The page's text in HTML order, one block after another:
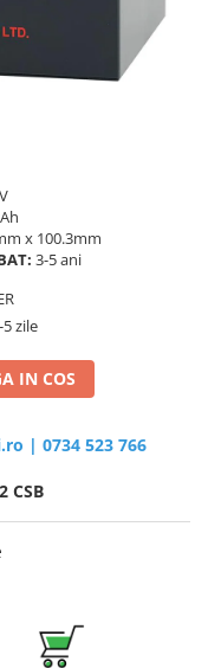
x 100.3mm
3-5 ani
5 zile
IN COS
| 0734 523 766
CSB